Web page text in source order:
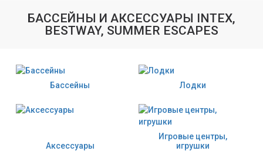
БАССЕЙНЫ И АКСЕССУАРЫ INTEX,
BESTWAY, SUMMER ESCAPES
Бассейны Лодки
Аксессуары
Игровые центры,
игрушки